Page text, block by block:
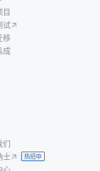
目
试
移
成
们
士
热招中